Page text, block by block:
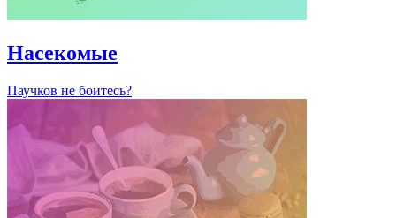
Насекомые
Паучков не боитесь?